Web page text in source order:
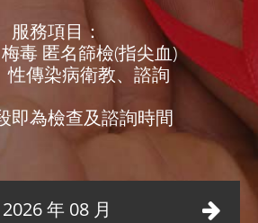
服務項目：
毒 匿名篩檢(指尖血)
性傳染病衛教、諮詢
即為檢查及諮詢時間
2026 年 08 月